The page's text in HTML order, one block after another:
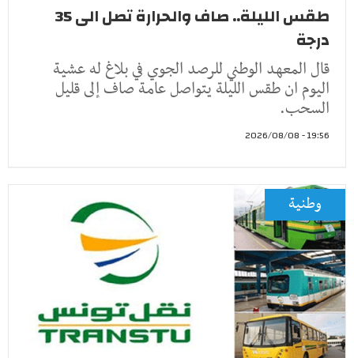
طقس الليلة.. صاف والحرارة تصل الى 35
درجة
قال المعهد الوطني للرصد الجوي في بلاغ له عشية
اليوم ان طقس الليلة يتواصل عامة صاف إلى قليل
السحب.
19:56 - 2026/08/08
وطنية